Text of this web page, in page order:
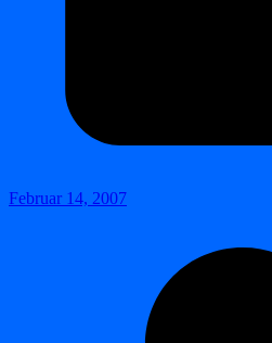
Februar 14, 2007